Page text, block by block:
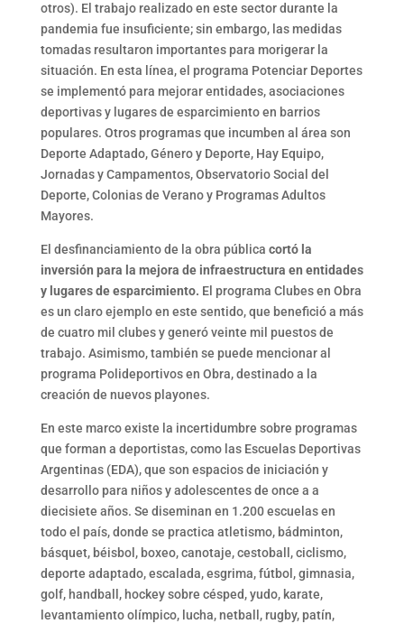
otros). El trabajo realizado en este sector durante la
pandemia fue insuficiente; sin embargo, las medidas
tomadas resultaron importantes para morigerar la
situación. En esta línea, el programa Potenciar Deportes
se implementó para mejorar entidades, asociaciones
deportivas y lugares de esparcimiento en barrios
populares. Otros programas que incumben al área son
Deporte Adaptado, Género y Deporte, Hay Equipo,
Jornadas y Campamentos, Observatorio Social del
Deporte, Colonias de Verano y Programas Adultos
Mayores.
El desfinanciamiento de la obra pública cortó la
inversión para la mejora de infraestructura en entidades
y lugares de esparcimiento. El programa Clubes en Obra
es un claro ejemplo en este sentido, que benefició a más
de cuatro mil clubes y generó veinte mil puestos de
trabajo. Asimismo, también se puede mencionar al
programa Polideportivos en Obra, destinado a la
creación de nuevos playones.
En este marco existe la incertidumbre sobre programas
que forman a deportistas, como las Escuelas Deportivas
Argentinas (EDA), que son espacios de iniciación y
desarrollo para niños y adolescentes de once a a
diecisiete años. Se diseminan en 1.200 escuelas en
todo el país, donde se practica atletismo, bádminton,
básquet, béisbol, boxeo, canotaje, cestoball, ciclismo,
deporte adaptado, escalada, esgrima, fútbol, gimnasia,
golf, handball, hockey sobre césped, yudo, karate,
levantamiento olímpico, lucha, netball, rugby, patín,